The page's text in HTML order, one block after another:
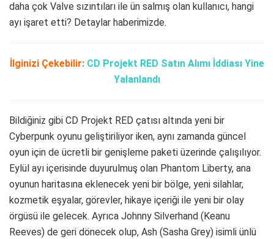
daha çok Valve sızıntıları ile ün salmış olan kullanıcı, hangi
ayı işaret etti? Detaylar haberimizde.
İlginizi Çekebilir: CD Projekt RED Satın Alımı İddiası Yine
Yalanlandı
Bildiğiniz gibi CD Projekt RED çatısı altında yeni bir
Cyberpunk oyunu geliştiriliyor iken, aynı zamanda güncel
oyun için de ücretli bir genişleme paketi üzerinde çalışılıyor.
Eylül ayı içerisinde duyurulmuş olan Phantom Liberty, ana
oyunun haritasına eklenecek yeni bir bölge, yeni silahlar,
kozmetik eşyalar, görevler, hikaye içeriği ile yeni bir olay
örgüsü ile gelecek. Ayrıca Johnny Silverhand (Keanu
Reeves) de geri dönecek olup, Ash (Sasha Grey) isimli ünlü